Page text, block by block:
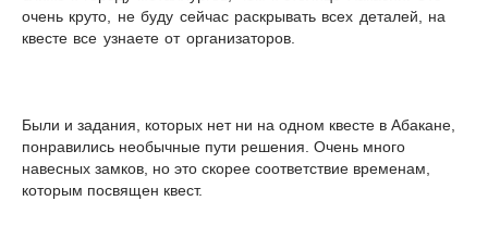
очень круто, не буду сейчас раскрывать всех деталей, на
квесте все узнаете от организаторов.
Были и задания, которых нет ни на одном квесте в Абакане,
понравились необычные пути решения. Очень много
навесных замков, но это скорее соответствие временам,
которым посвящен квест.